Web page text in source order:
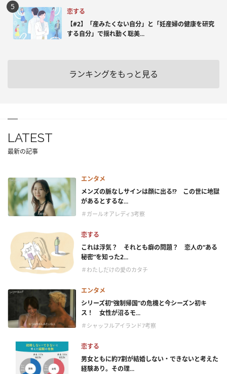
恋する
【#2】「産みたくない自分」と「妊産婦の健康を研究
する自分」で揺れ動く聡美...
ランキングをもっと見る
LATEST
最新の記事
エンタメ
メンズの脈なしサインは顔に出る!? この世に地獄
があるとするな...
＃ガールオアレディ3考察
恋する
これは浮気？ それとも癖の問題？ 恋人の“ある
秘密”を知った2...
＃わたしだけの愛のカタチ
エンタメ
シリーズ初“強制帰国”の危機と今シーズン初キ
ス！ 女性が沼るモ...
＃シャッフルアイランド7考察
恋する
男女ともに約7割が結婚しない・できないと考えた
経験あり。その理...